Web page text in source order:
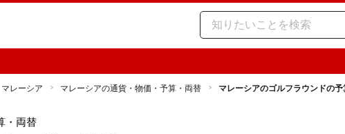
マレーシア マレーシアの通貨・物価・予算・両替 マレーシアのゴルフラウンドの予
・両替